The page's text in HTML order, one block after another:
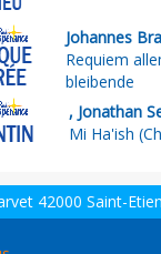
Johannes
Requiem
bleibende
, Jonathan
Mi Ha'ish
42000 Saint-